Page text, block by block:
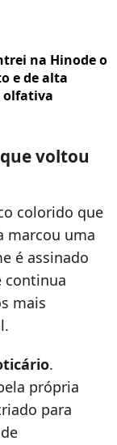
na Hinode o
e de alta
olfativa
voltou
colorido que
marcou uma
é assinado
continua
mais
.
própria
para